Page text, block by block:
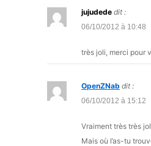
jujudede dit :
06/10/2012 à 10:48
très joli, merci pour
OpenZNab dit :
06/10/2012 à 15:12
Vraiment très très
Mais où l’as-tu